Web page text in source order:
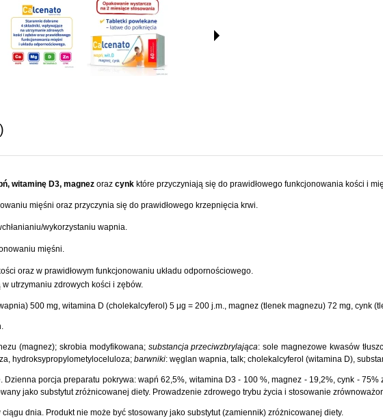
witaminę D3, magnez oraz cynk które przyczyniają się do prawidłowego funkcjonowania kości i
mięśni oraz przyczynia się do prawidłowego krzepnięcia krwi.
wykorzystaniu wapnia.
mięśni.
oraz w prawidłowym funkcjonowaniu układu odpornościowego.
utrzymaniu zdrowych kości i zębów.
500 mg, witamina D (cholekalcyferol) 5 μg = 200 j.m., magnez (tlenek magnezu) 72 mg, cynk
(magnez); skrobia modyfikowana; substancja przeciwzbrylająca: sole magnezowe kwasów
hydroksypropylometyloceluloza; barwniki: węglan wapnia, talk; cholekalcyferol (witamina D),
Dzienna porcja preparatu pokrywa: wapń 62,5%, witamina D3 - 100 %, magnez - 19,2%, cynk -
jako substytut zróżnicowanej diety. Prowadzenie zdrowego trybu życia i stosowanie
dnia. Produkt nie może być stosowany jako substytut (zamiennik) zróżnicowanej diety.